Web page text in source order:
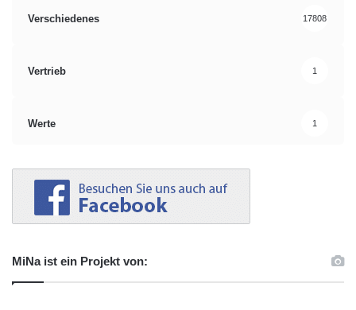
Verschiedenes 17808
Vertrieb 1
Werte 1
MiNa ist ein Projekt von: